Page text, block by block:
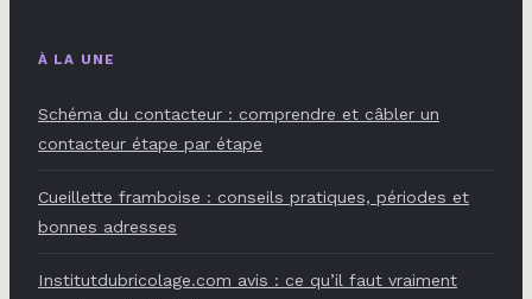
À LA UNE
Schéma du contacteur : comprendre et câbler un
contacteur étape par étape
Cueillette framboise : conseils pratiques, périodes et
bonnes adresses
Institutdubricolage.com avis : ce qu’il faut vraiment